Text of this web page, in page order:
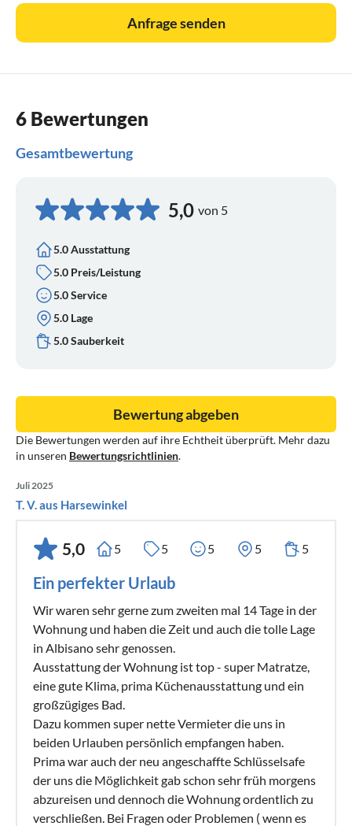
del Benaco bzw. Malcesine erreichbar, an jedem Wochentag
gibt es in den Nachbarorten und auch Torri (Montag) und
Anfrage senden
6 Bewertungen
Gesamtbewertung
5,0 von 5
5.0 Ausstattung
5.0 Preis/Leistung
5.0 Service
5.0 Lage
5.0 Sauberkeit
Die Bewertungen werden auf ihre Echtheit überprüft. Mehr dazu
in unseren Bewertungsrichtlinien.
Bewertung abgeben
Juli 2025
T. V. aus Harsewinkel
5,0 5 5 5 5 5
Ein perfekter Urlaub
Wir waren sehr gerne zum zweiten mal 14 Tage in der
Wohnung und haben die Zeit und auch die tolle Lage
in Albisano sehr genossen.
Ausstattung der Wohnung ist top - super Matratze,
eine gute Klima, prima Küchenausstattung und ein
großzügiges Bad.
Dazu kommen super nette Vermieter die uns in
beiden Urlauben persönlich empfangen haben.
Prima war auch der neu angeschaffte Schlüsselsafe
der uns die Möglichkeit gab schon sehr früh morgens
abzureisen und dennoch die Wohnung ordentlich zu
verschließen. Bei Fragen oder Problemen ( wenn es